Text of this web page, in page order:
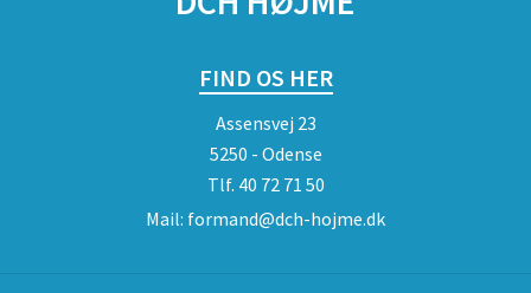
FIND OS HER
Assensvej 23
5250 - Odense
Tlf. 40 72 71 50
Mail: formand@dch-hojme.dk